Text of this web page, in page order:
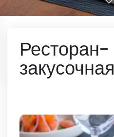
Ресторан-
закусочная